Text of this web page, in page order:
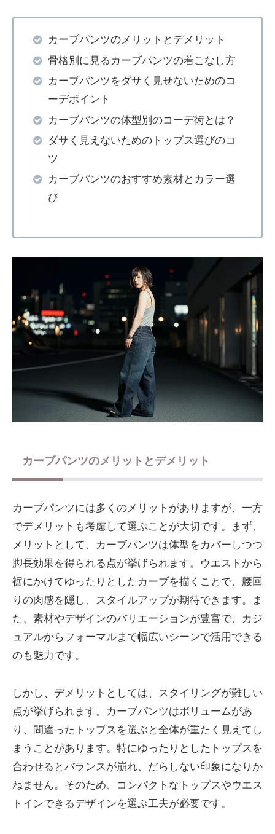
カーブパンツのメリットとデメリット
骨格別に見るカーブパンツの着こなし方
カーブパンツをダサく見せないためのコ
ーデポイント
カーブパンツの体型別のコーデ術とは？
ダサく見えないためのトップス選びのコ
ツ
カーブパンツのおすすめ素材とカラー選
び
カーブパンツのメリットとデメリット
カーブパンツには多くのメリットがありますが、一方
でデメリットも考慮して選ぶことが大切です。まず、
メリットとして、カーブパンツは体型をカバーしつつ
脚長効果を得られる点が挙げられます。ウエストから
裾にかけてゆったりとしたカーブを描くことで、腰回
りの肉感を隠し、スタイルアップが期待できます。ま
た、素材やデザインのバリエーションが豊富で、カジ
ュアルからフォーマルまで幅広いシーンで活用できる
のも魅力です。
しかし、デメリットとしては、スタイリングが難しい
点が挙げられます。カーブパンツはボリュームがあ
り、間違ったトップスを選ぶと全体が重たく見えてし
まうことがあります。特にゆったりとしたトップスを
合わせるとバランスが崩れ、だらしない印象になりか
ねません。そのため、コンパクトなトップスやウエス
トインできるデザインを選ぶ工夫が必要です。